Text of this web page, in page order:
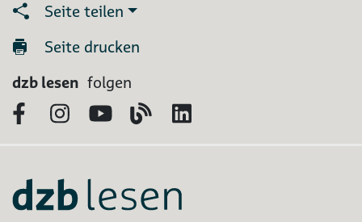
Seite teilen
Seite drucken
dzb lesen folgen
FacebookInstagram
YouTubeBlog